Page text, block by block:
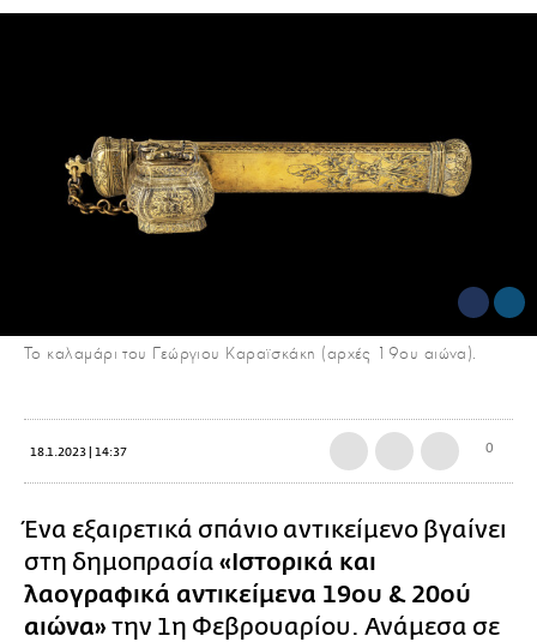
Το καλαμάρι του Γεώργιου Καραϊσκάκη (αρχές 19ου αιώνα).
18.1.2023 | 14:37 0
Ένα εξαιρετικά σπάνιο αντικείμενο βγαίνει
στη δημοπρασία «Ιστορικά και
λαογραφικά αντικείμενα 19ου & 20ού
αιώνα» την 1η Φεβρουαρίου. Ανάμεσα σε